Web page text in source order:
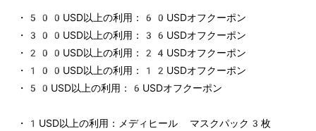
・500USD以上の利用：60USDオフクーポン
・300USD以上の利用：36USDオフクーポン
・200USD以上の利用：24USDオフクーポン
・100USD以上の利用：12USDオフクーポン
・50USD以上の利用：6USDオフクーポン
・1USD以上の利用：メディヒール マスクパック3枚